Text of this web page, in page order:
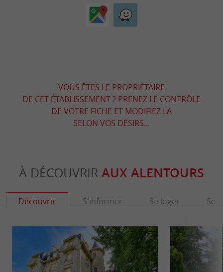
VOUS ÊTES LE PROPRIÉTAIRE
DE CET ÉTABLISSEMENT ? PRENEZ LE CONTRÔLE
DE VOTRE FICHE ET MODIFIEZ LA
SELON VOS DÉSIRS...
À DÉCOUVRIR AUX ALENTOURS
Découvrir S'informer Se loger Se